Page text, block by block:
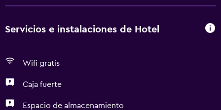
Servicios e instalaciones de Hotel
Wifi gratis
Caja fuerte
Espacio de almacenamiento